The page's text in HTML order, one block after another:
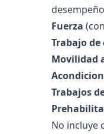
Fuerza
Trabajo de
Movilidad
Trabajos
No incluye